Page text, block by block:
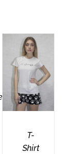
T-
Shirt